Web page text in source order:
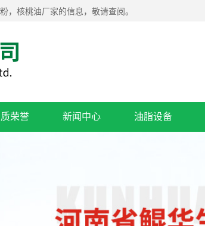
，核桃油厂家的信息，敬请查阅。
荣誉 新闻中心 油脂设备